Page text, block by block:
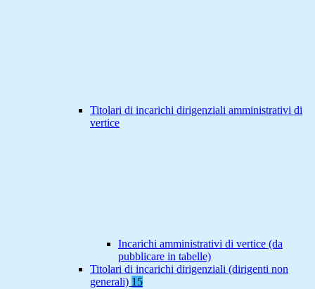
Titolari di incarichi dirigenziali amministrativi di
vertice
Incarichi amministrativi di vertice (da
pubblicare in tabelle)
Titolari di incarichi dirigenziali (dirigenti non
generali) 15